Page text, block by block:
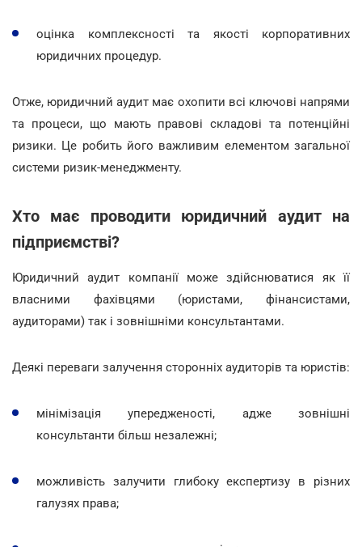
оцінка комплексності та якості корпоративних
юридичних процедур.
Отже, юридичний аудит має охопити всі ключові напрями
та процеси, що мають правові складові та потенційні
ризики. Це робить його важливим елементом загальної
системи ризик-менеджменту.
Хто має проводити юридичний аудит на
підприємстві?
Юридичний аудит компанії може здійснюватися як її
власними фахівцями (юристами, фінансистами,
аудиторами) так і зовнішніми консультантами.
Деякі переваги залучення сторонніх аудиторів та юристів:
мінімізація упередженості, адже зовнішні
консультанти більш незалежні;
можливість залучити глибоку експертизу в різних
галузях права;